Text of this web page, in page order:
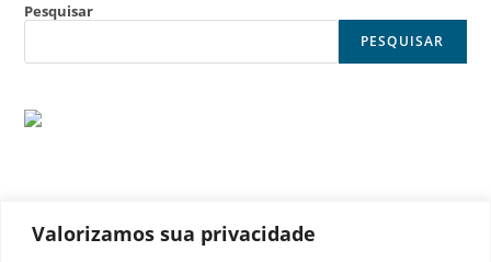
Valorizamos sua privacidade
Pesquisar
PESQUISAR